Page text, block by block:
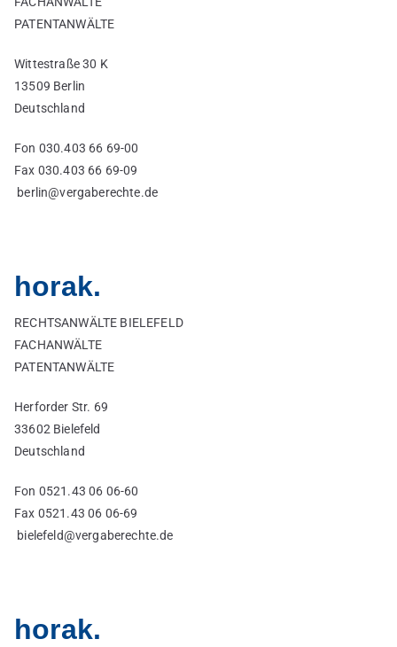
PATENTANWÄLTE
Wittestraße 30 K
13509 Berlin
Deutschland
Fon 030.403 66 69-00
Fax 030.403 66 69-09
berlin@vergaberechte.de
horak.
RECHTSANWÄLTE BIELEFELD
FACHANWÄLTE
PATENTANWÄLTE
Herforder Str. 69
33602 Bielefeld
Deutschland
Fon 0521.43 06 06-60
Fax 0521.43 06 06-69
bielefeld@vergaberechte.de
horak.